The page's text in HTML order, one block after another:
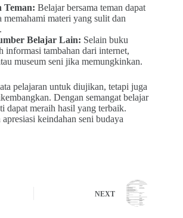
Teman: Belajar bersama teman dapat
memahami materi yang sulit dan
Belajar Lain: Selain buku
informasi tambahan dari internet,
museum seni jika memungkinkan.
pelajaran untuk diujikan, tetapi juga
Dengan semangat belajar
dapat meraih hasil yang terbaik.
keindahan seni budaya
NEXT